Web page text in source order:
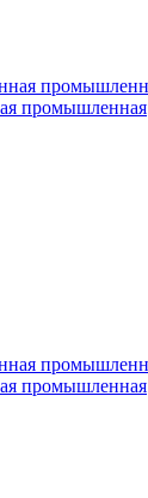
промышленная
промышленная